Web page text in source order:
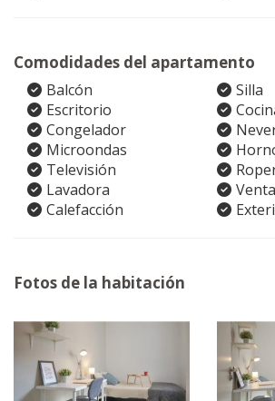
Comodidades del apartamento
Balcón
Silla
Escritorio
Congelador
Microondas
Televisión
Lavadora
Calefacción
Fotos de la habitación